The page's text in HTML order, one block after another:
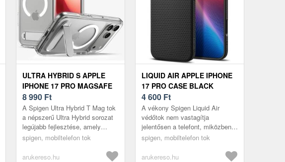
ULTRA HYBRID S APPLE
IPHONE 17 PRO MAGSAFE
CASE CLEAR WHITE
(ACS09946)
8 990 Ft
A Spigen Ultra Hybrid T Mag tok
a népszerű Ultra Hybrid sorozat
legújabb fejlesztése, amely
kiterjeszti a klasszikus átlátszó
spigen, mobiltelefon tok
arukereso.hu
LIQUID AIR APPLE IPHONE
17 PRO CASE BLACK
(ACS09942)
4 600 Ft
A vékony Spigen Liquid Air
védőtok nem vastagítja
jelentősen a telefont, miközben
megőrzi eredeti dizájnját és
ütésáll...
spigen, mobiltelefon tok
arukereso.hu